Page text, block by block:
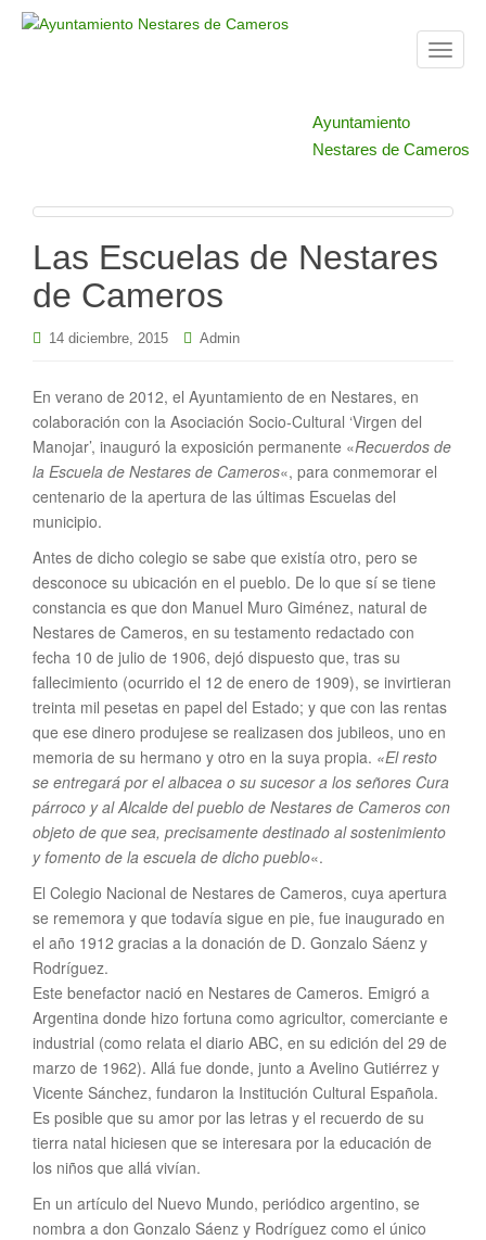
T
l
Ayuntamiento
Nestares de Cameros
Las Escuelas de Nestares
de Cameros
14 diciembre, 2015 Admin
En verano de 2012, el Ayuntamiento de en Nestares, en
colaboración con la Asociación Socio-Cultural ‘Virgen del
Manojar’, inauguró la exposición permanente «Recuerdos de
la Escuela de Nestares de Cameros«, para conmemorar el
centenario de la apertura de las últimas Escuelas del
municipio.
Antes de dicho colegio se sabe que existí­a otro, pero se
desconoce su ubicación en el pueblo. De lo que sí se tiene
constancia es que don Manuel Muro Giménez, natural de
Nestares de Cameros, en su testamento redactado con
fecha 10 de julio de 1906, dejó dispuesto que, tras su
fallecimiento (ocurrido el 12 de enero de 1909), se invirtieran
treinta mil pesetas en papel del Estado; y que con las rentas
que ese dinero produjese se realizasen dos jubileos, uno en
memoria de su hermano y otro en la suya propia. «El resto
se entregará por el albacea o su sucesor a los señores Cura
párroco y al Alcalde del pueblo de Nestares de Cameros con
objeto de que sea, precisamente destinado al sostenimiento
y fomento de la escuela de dicho pueblo«.
El Colegio Nacional de Nestares de Cameros, cuya apertura
se rememora y que todaví­a sigue en pie, fue inaugurado en
el año 1912 gracias a la donación de D. Gonzalo Sáenz y
Rodrí­guez.
Este benefactor nació en Nestares de Cameros. Emigró a
Argentina donde hizo fortuna como agricultor, comerciante e
industrial (como relata el diario ABC, en su edición del 29 de
marzo de 1962). Allá­ fue donde, junto a Avelino Gutiérrez y
Vicente Sánchez, fundaron la Institución Cultural Española.
Es posible que su amor por las letras y el recuerdo de su
tierra natal hiciesen que se interesara por la educación de
los niños que allá­ viví­an.
En un artí­culo del Nuevo Mundo, periódico argentino, se
nombra a don Gonzalo Sáenz y Rodrí­guez como el único